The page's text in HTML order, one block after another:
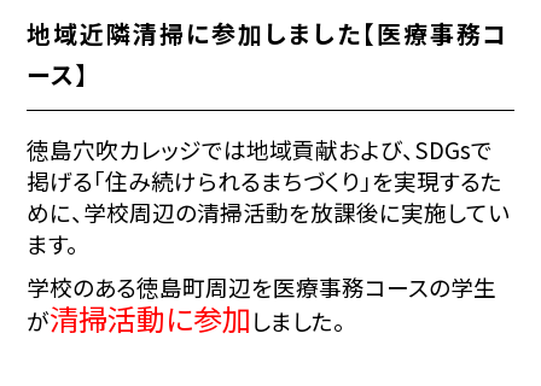
地域近隣清掃に参加しました【医療事務コ
ース】
徳島穴吹カレッジでは地域貢献および、SDGsで
掲げる「住み続けられるまちづくり」を実現するた
めに、学校周辺の清掃活動を放課後に実施してい
ます。
学校のある徳島町周辺を医療事務コースの学生
が清掃活動に参加しました。